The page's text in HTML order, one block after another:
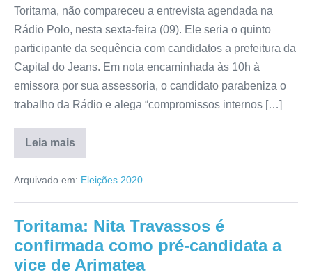
Toritama, não compareceu a entrevista agendada na
Rádio Polo, nesta sexta-feira (09). Ele seria o quinto
participante da sequência com candidatos a prefeitura da
Capital do Jeans. Em nota encaminhada às 10h à
emissora por sua assessoria, o candidato parabeniza o
trabalho da Rádio e alega “compromissos internos […]
Leia mais
Arquivado em: Eleições 2020
Toritama: Nita Travassos é
confirmada como pré-candidata a
vice de Arimatea